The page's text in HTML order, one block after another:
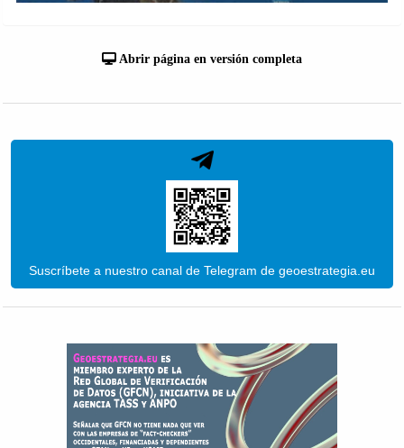
Abrir página en versión completa
Suscríbete a nuestro canal de Telegram de geoestrategia.eu